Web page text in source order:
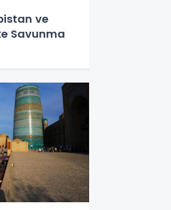
ve
Savunma